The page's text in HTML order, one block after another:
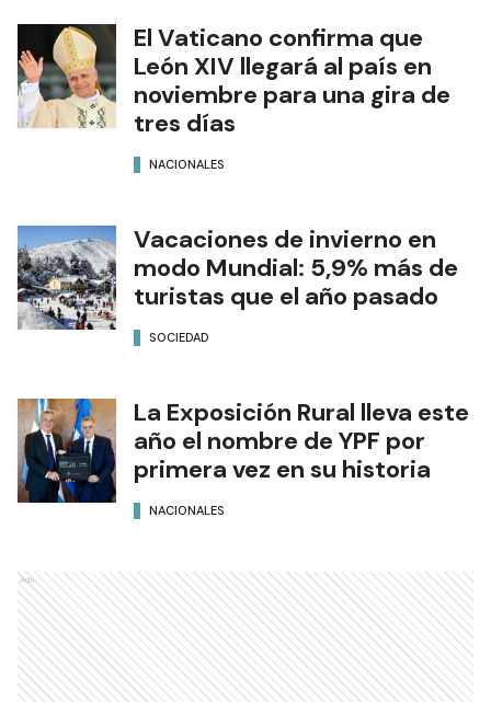
El Vaticano confirma que
León XIV llegará al país en
noviembre para una gira de
tres días
NACIONALES
Vacaciones de invierno en
modo Mundial: 5,9% más de
turistas que el año pasado
SOCIEDAD
La Exposición Rural lleva este
año el nombre de YPF por
primera vez en su historia
NACIONALES
Ads